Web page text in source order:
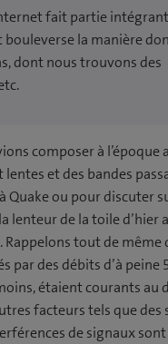
fait partie
bouleverse la manière
dont nous trouvons des
composer à l’époque
et des bandes
Quake ou pour discuter
lenteur de la toile d’hier
Rappelons tout de même
par des débits d’à peine
étaient courants au
facteurs tels que des
de signaux